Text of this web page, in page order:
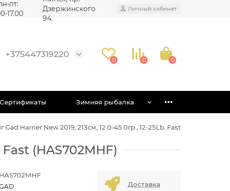
пт:
17.00
Дзержинского
94.
Личный кабинет
+375447319220
0 0 0
Сертификаты Зимняя рыбалка
Gad Harrier New 2019, 213см, 12.0-45.0гр., 12-25Lb. Fast
(HAS702MHF)
HAS702MHF
Доставка